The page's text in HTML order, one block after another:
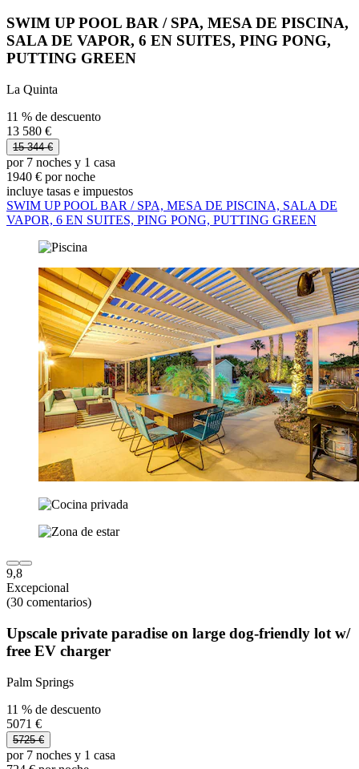
SWIM UP POOL BAR / SPA, MESA DE PISCINA,
SALA DE VAPOR, 6 EN SUITES, PING PONG,
PUTTING GREEN
La Quinta
11 % de descuento
13 580 €
15 344 €
por 7 noches y 1 casa
1940 € por noche
incluye tasas e impuestos
SWIM UP POOL BAR / SPA, MESA DE PISCINA, SALA DE
VAPOR, 6 EN SUITES, PING PONG, PUTTING GREEN
9,8
Excepcional
(30 comentarios)
Upscale private paradise on large dog-friendly lot w/
free EV charger
Palm Springs
11 % de descuento
5071 €
5725 €
por 7 noches y 1 casa